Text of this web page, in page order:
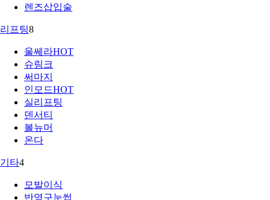
렌즈삽입술
리프팅8
울쎄라HOT
슈링크
써마지
인모드HOT
실리프팅
덴서티
볼뉴머
온다
기타4
모발이식
반영구눈썹